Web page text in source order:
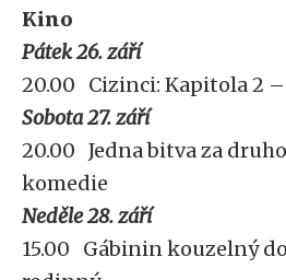
Kino
Pátek 26. září
20.00 Cizinci: Kapitola 2
Sobota 27. září
20.00 Jedna bitva za
komedie
Neděle 28. září
15.00 Gábinin kouzelný